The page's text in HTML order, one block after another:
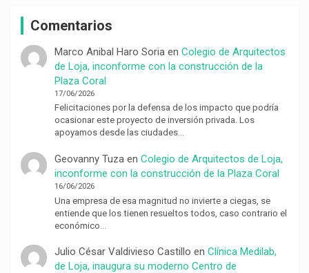
Comentarios
Marco Anibal Haro Soriaen Colegio de Arquitectos
de Loja, inconforme con la construcción de la
Plaza Coral
17/06/2026
Felicitaciones por la defensa de los impacto que podría
ocasionar este proyecto de inversión privada. Los
apoyamos desde las ciudades…
Geovanny Tuzaen Colegio de Arquitectos de Loja,
inconforme con la construcción de la Plaza Coral
16/06/2026
Una empresa de esa magnitud no invierte a ciegas, se
entiende que los tienen resueltos todos, caso contrario el
económico…
Julio César Valdivieso Castillo en Clínica Medilab,
de Loja, inaugura su moderno Centro de